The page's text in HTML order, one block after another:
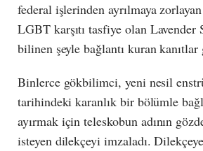
federal işlerinden ayrılmaya
LGBT karşıtı tasfiye olan Lavender
bilinen şeyle bağlantı kuran kanıtlar
Binlerce gökbilimci, yeni nesil
tarihindeki karanlık bir bölümle
ayırmak için teleskobun adının
isteyen dilekçeyi imzaladı.